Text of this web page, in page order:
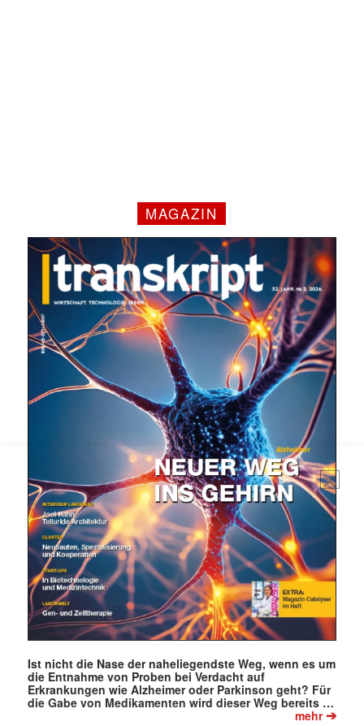
Mit dem |transkript-Newsletter
jede Woche aktuell informiert.
E-
Mail
MAGAZIN
Ist nicht die Nase der naheliegendste Weg, wenn es um
die Entnahme von Proben bei Verdacht auf
Erkrankungen wie Alzheimer oder Parkinson geht? Für
die Gabe von Medikamenten wird dieser Weg bereits …
mehr➔